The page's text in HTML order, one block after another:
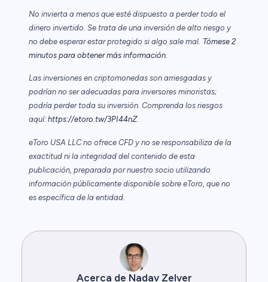
No invierta a menos que esté dispuesto a perder todo el
dinero invertido. Se trata de una inversión de alto riesgo y
no debe esperar estar protegido si algo sale mal. Tómese 2
minutos para obtener más información.
Las inversiones en criptomonedas son arriesgadas y
podrían no ser adecuadas para inversores minoristas;
podría perder toda su inversión. Comprenda los riesgos
aquí: https://etoro.tw/3PI44nZ.
eToro USA LLC no ofrece CFD y no se responsabiliza de la
exactitud ni la integridad del contenido de esta
publicación, preparada por nuestro socio utilizando
información públicamente disponible sobre eToro, que no
es específica de la entidad.
Acerca de Nadav Zelver